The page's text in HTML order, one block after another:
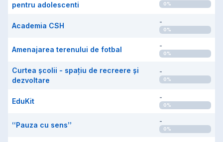
pentru adolescenti
0%
Academia CSH -
0%
Amenajarea terenului de fotbal -
0%
Curtea școlii - spațiu de recreere și
dezvoltare
-
0%
EduKit -
0%
“Pauza cu sens” -
0%